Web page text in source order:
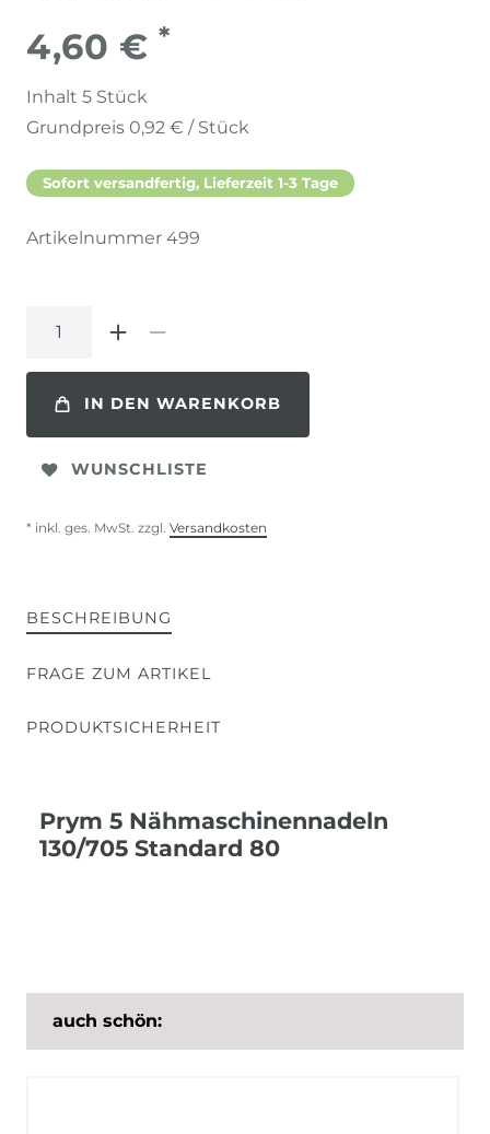
4,60 € *
Inhalt 5 Stück
Grundpreis 0,92 € / Stück
Sofort versandfertig, Lieferzeit 1-3 Tage
Artikelnummer 499
IN DEN WARENKORB
WUNSCHLISTE
* inkl. ges. MwSt. zzgl. Versandkosten
BESCHREIBUNG
FRAGE ZUM ARTIKEL
PRODUKTSICHERHEIT
Prym 5 Nähmaschinennadeln
130/705 Standard 80
auch schön: